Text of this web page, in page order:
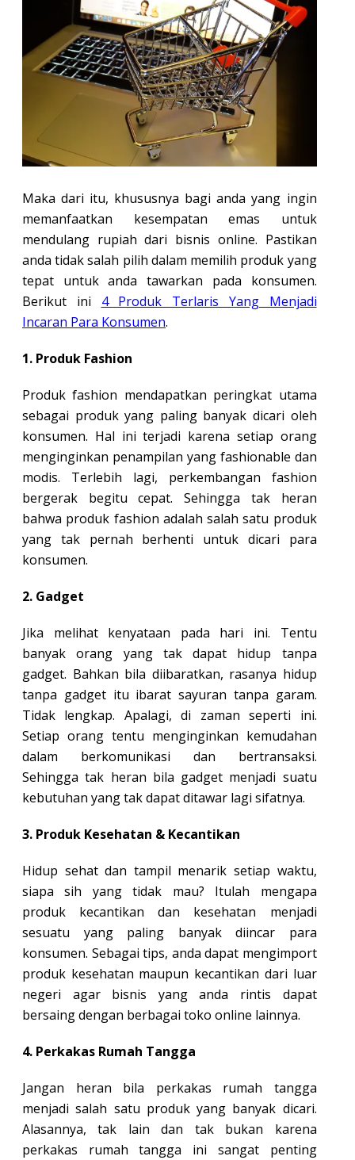
Maka dari itu, khususnya bagi anda yang ingin
memanfaatkan kesempatan emas untuk
mendulang rupiah dari bisnis online. Pastikan
anda tidak salah pilih dalam memilih produk yang
tepat untuk anda tawarkan pada konsumen.
Berikut ini 4 Produk Terlaris Yang Menjadi
Incaran Para Konsumen.
1. Produk Fashion
Produk fashion mendapatkan peringkat utama
sebagai produk yang paling banyak dicari oleh
konsumen. Hal ini terjadi karena setiap orang
menginginkan penampilan yang fashionable dan
modis. Terlebih lagi, perkembangan fashion
bergerak begitu cepat. Sehingga tak heran
bahwa produk fashion adalah salah satu produk
yang tak pernah berhenti untuk dicari para
konsumen.
2. Gadget
Jika melihat kenyataan pada hari ini. Tentu
banyak orang yang tak dapat hidup tanpa
gadget. Bahkan bila diibaratkan, rasanya hidup
tanpa gadget itu ibarat sayuran tanpa garam.
Tidak lengkap. Apalagi, di zaman seperti ini.
Setiap orang tentu menginginkan kemudahan
dalam berkomunikasi dan bertransaksi.
Sehingga tak heran bila gadget menjadi suatu
kebutuhan yang tak dapat ditawar lagi sifatnya.
3. Produk Kesehatan & Kecantikan
Hidup sehat dan tampil menarik setiap waktu,
siapa sih yang tidak mau? Itulah mengapa
produk kecantikan dan kesehatan menjadi
sesuatu yang paling banyak diincar para
konsumen. Sebagai tips, anda dapat mengimport
produk kesehatan maupun kecantikan dari luar
negeri agar bisnis yang anda rintis dapat
bersaing dengan berbagai toko online lainnya.
4. Perkakas Rumah Tangga
Jangan heran bila perkakas rumah tangga
menjadi salah satu produk yang banyak dicari.
Alasannya, tak lain dan tak bukan karena
perkakas rumah tangga ini sangat penting